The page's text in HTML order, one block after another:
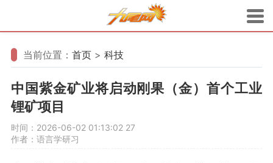
当前位置： 首页 > 科技
中国紫金矿业将启动刚果（金）首个工业
锂矿项目
时间：2026-06-02 01:13:02 27
作者：语言学研习